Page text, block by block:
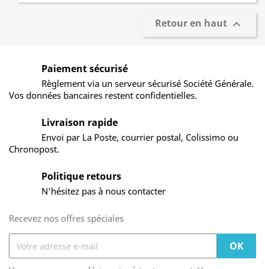
Retour en haut 
Paiement sécurisé
Règlement via un serveur sécurisé Société Générale.
Vos données bancaires restent confidentielles.
Livraison rapide
Envoi par La Poste, courrier postal, Colissimo ou
Chronopost.
Politique retours
N'hésitez pas à nous contacter
Recevez nos offres spéciales